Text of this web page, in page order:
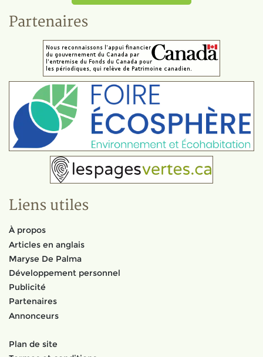
Partenaires
Liens utiles
À propos
Articles en anglais
Maryse De Palma
Développement personnel
Publicité
Partenaires
Annonceurs
Plan de site